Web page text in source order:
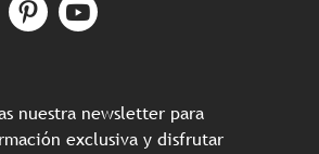
nuestra newsletter para
exclusiva y disfrutar